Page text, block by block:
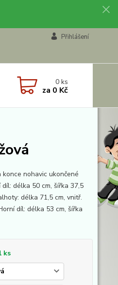
Přihlášení
0ks
za 0 Kč
konce nohavic ukončené
délka 50 cm, šířka 37,5
délka 71,5 cm, vnitř.
díl: délka 53 cm, šířka
ks